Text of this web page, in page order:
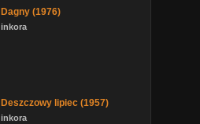
Dagny (1976)
inkora
Deszczowy lipiec (1957)
inkora